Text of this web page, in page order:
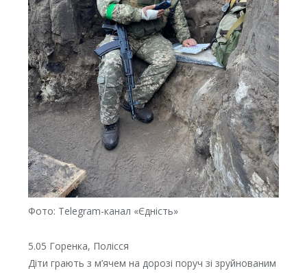
Фото: Telegram-канал «Єдність»
5.05 Горенка, Полісся
Діти грають з м’ячем на дорозі поруч зі зруйнованим